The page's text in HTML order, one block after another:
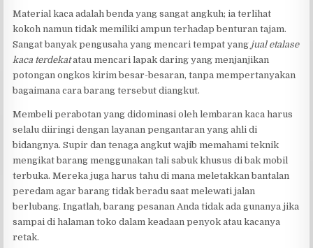
Material kaca adalah benda yang sangat angkuh; ia terlihat
kokoh namun tidak memiliki ampun terhadap benturan tajam.
Sangat banyak pengusaha yang mencari tempat yang jual etalase
kaca terdekatatau mencari lapak daring yang menjanjikan
potongan ongkos kirim besar-besaran, tanpa mempertanyakan
bagaimana cara barang tersebut diangkut.
Membeli perabotan yang didominasi oleh lembaran kaca harus
selalu diiringi dengan layanan pengantaran yang ahli di
bidangnya. Supir dan tenaga angkut wajib memahami teknik
mengikat barang menggunakan tali sabuk khusus di bak mobil
terbuka. Mereka juga harus tahu di mana meletakkan bantalan
peredam agar barang tidak beradu saat melewati jalan
berlubang. Ingatlah, barang pesanan Anda tidak ada gunanya jika
sampai di halaman toko dalam keadaan penyok atau kacanya
retak.